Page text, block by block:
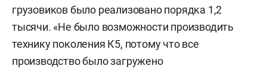
грузовиков было реализовано порядка 1,2
тысячи. «Не было возможности производить
технику поколения К5, потому что все
производство было загружено